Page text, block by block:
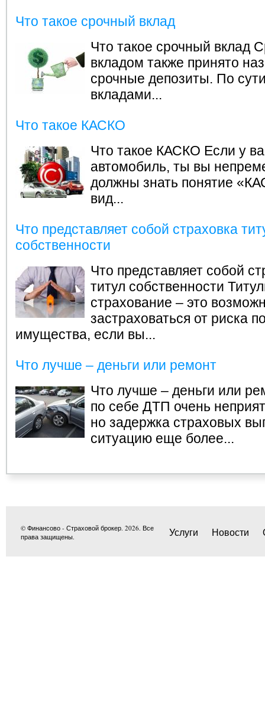
Что такое срочный вклад
Что такое срочный вклад
вкладом также принято
срочные депозиты. По
вкладами...
Что такое КАСКО
Что такое КАСКО Если у
автомобиль, ты вы
должны знать понятие
вид...
Что представляет собой страховка
собственности
Что представляет собой
титул собственности
страхование – это
застраховаться от риска
имущества, если вы...
Что лучше – деньги или ремонт
Что лучше – деньги или
по себе ДТП очень
но задержка страховых
ситуацию еще более...
© Финансово - Страховой брокер. 2026. Все
права защищены.
Услуги Новости